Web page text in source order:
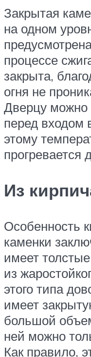
Закрытая
на одном
процессе
закрыта,
огня не
Дверцу можно
перед входом
этому
прогревается
Из
Особенность
каменки
имеет
из
этого типа
имеет
большой
ней можно
Как правило,